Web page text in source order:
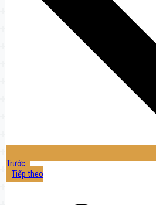
Trước
Tiếp theo